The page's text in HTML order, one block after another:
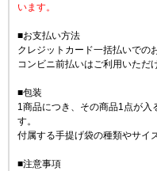
います。
■お支払い方法
クレジットカード一括払いでの
コンビニ前払いはご利用いただ
■包装
1商品につき、その商品1点が入
す。
付属する手提げ袋の種類やサイ
■注意事項